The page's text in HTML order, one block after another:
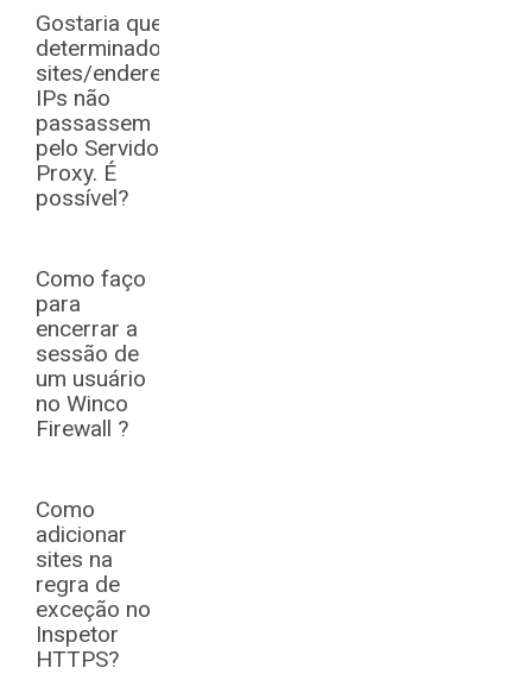
Gostaria que
determinados
sites/endereços
IPs não
passassem
pelo Servidor
Proxy. É
possível?
Como faço
para
encerrar a
sessão de
um usuário
no Winco
Firewall ?
Como
adicionar
sites na
regra de
exceção no
Inspetor
HTTPS?